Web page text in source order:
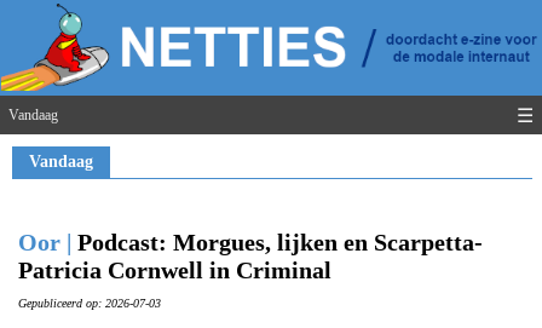
Vandaag ☰
Vandaag
Oor | Podcast: Morgues, lijken en Scarpetta-
Patricia Cornwell in Criminal
Gepubliceerd op: 2026-07-03